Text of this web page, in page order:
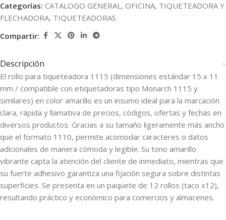
Categorías: CATALOGO GENERAL, OFICINA, TIQUETEADORA Y
FLECHADORA, TIQUETEADORAS
Compartir:
Descripción
El rollo para tiqueteadora 1115 (dimensiones estándar 15 x 11
mm / compatible con etiquetadoras tipo Monarch 1115 y
similares) en color amarillo es un insumo ideal para la marcación
clara, rápida y llamativa de precios, códigos, ofertas y fechas en
diversos productos. Gracias a su tamaño ligeramente más ancho
que el formato 1110, permite acomodar caracteres o datos
adicionales de manera cómoda y legible. Su tono amarillo
vibrante capta la atención del cliente de inmediato, mientras que
su fuerte adhesivo garantiza una fijación segura sobre distintas
superficies. Se presenta en un paquete de 12 rollos (taco x12),
resultando práctico y económico para comercios y almacenes.